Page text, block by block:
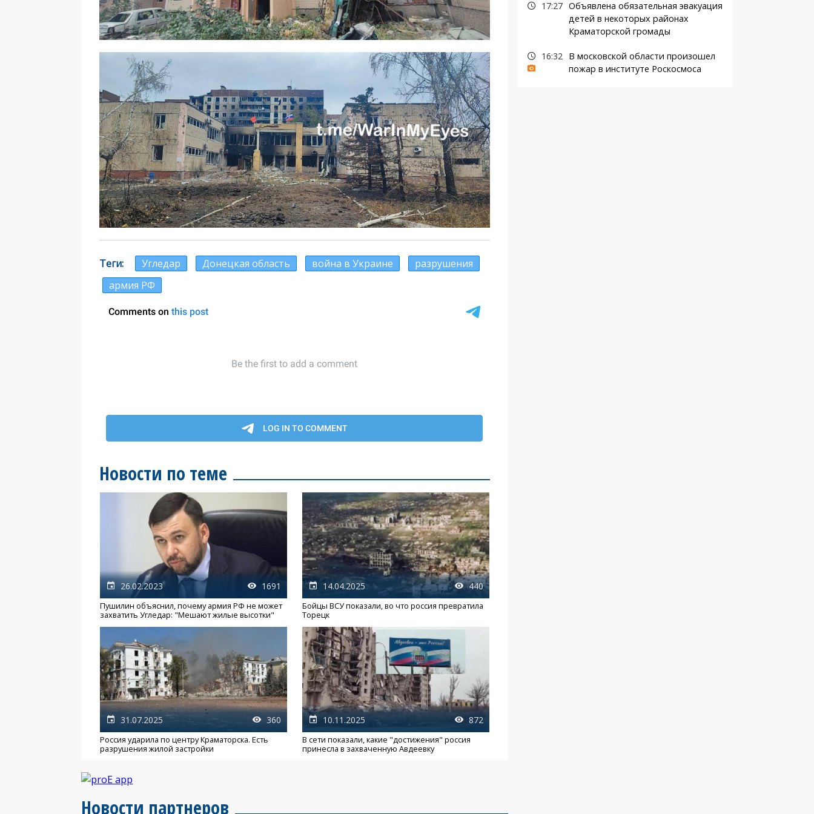
Теги Угледар Донецкая область война в Украине
разрушения
армия РФ
Новости по теме
26.02.2023 1691
Пушилин объяснил, почему армия РФ не может
захватить Угледар: "Мешают жилые высотки"
14.04.2025 440
Бойцы ВСУ показали, во что россия превратила
Торецк
31.07.2025 360
Россия ударила по центру Краматорска. Есть
разрушения жилой застройки
10.11.2025 872
В сети показали, какие "достижения" россия
принесла в захваченную Авдеевку
Новости партнеров
17:27 Объявлена обязательная эвакуация
детей в некоторых районах
Краматорской громады
16:32
В московской области произошел
пожар в институте Роскосмоса